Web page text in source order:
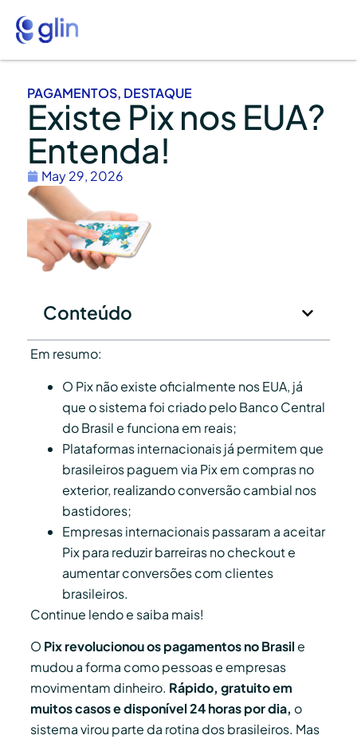
PAGAMENTOS, DESTAQUE
Existe Pix nos EUA?
Entenda!
May 29, 2026
Conteúdo
Em resumo:
O Pix não existe oficialmente nos EUA, já
que o sistema foi criado pelo Banco Central
do Brasil e funciona em reais;
Plataformas internacionais já permitem que
brasileiros paguem via Pix em compras no
exterior, realizando conversão cambial nos
bastidores;
Empresas internacionais passaram a aceitar
Pix para reduzir barreiras no checkout e
aumentar conversões com clientes
brasileiros.
Continue lendo e saiba mais!
O Pix revolucionou os pagamentos no Brasile
mudou a forma como pessoas e empresas
movimentam dinheiro. Rápido, gratuito em
muitos casos e disponível 24 horas por dia, o
sistema virou parte da rotina dos brasileiros. Mas